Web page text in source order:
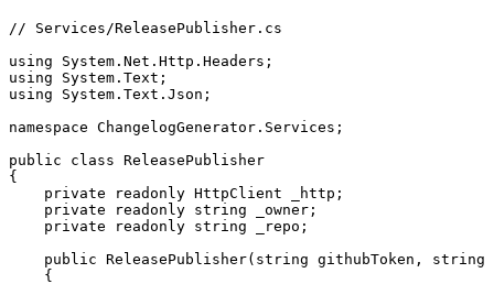
// Services/ReleasePublisher.cs
using System . Net . Http . Headers ;
using System . Text ;
using System . Text . Json ;
namespace ChangelogGenerator . Services ;
public class ReleasePublisher
{
    private
readonly HttpClient _http;
    private
readonly string _owner;
    private
readonly string _repo;
    public
ReleasePublisher( string githubToken , string
    {